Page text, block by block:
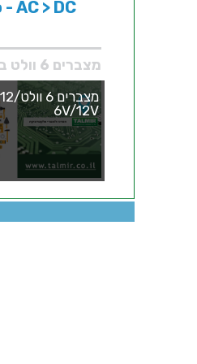
ספקי כוח - AC > DC
מצברים 6 וולט בבלוג טלמיר
6V/12V